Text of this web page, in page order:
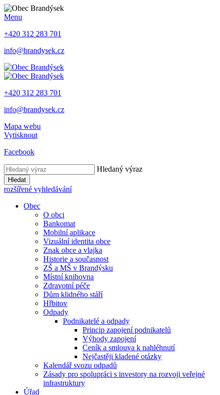
Menu
+420 312 283 701
info@brandysek.cz
+420 312 283 701
info@brandysek.cz
Mapa webu
Vytisknout
Facebook
Hledaný výraz
Hledat
rozšířené vyhledávání
Obec
O obci
Bankomat
Mobilní aplikace
Vizuální identita obce
Znak obce a vlajka
Historie a současnost
ZŠ a MŠ v Brandýsku
Místní knihovna
Zdravotní péče
Dům klidného stáří
Hřbitov
Odpady
Podnikatelé a odpady
Princip zapojení podnikatelů
Výhody zapojení
Ceník a smlouva k nahléhnutí
Nejčastěji kladené otázky
Kalendář svozu odpadů
Zásady pro spolupráci s investory na rozvoji veřejné
infrastruktury
Úřad